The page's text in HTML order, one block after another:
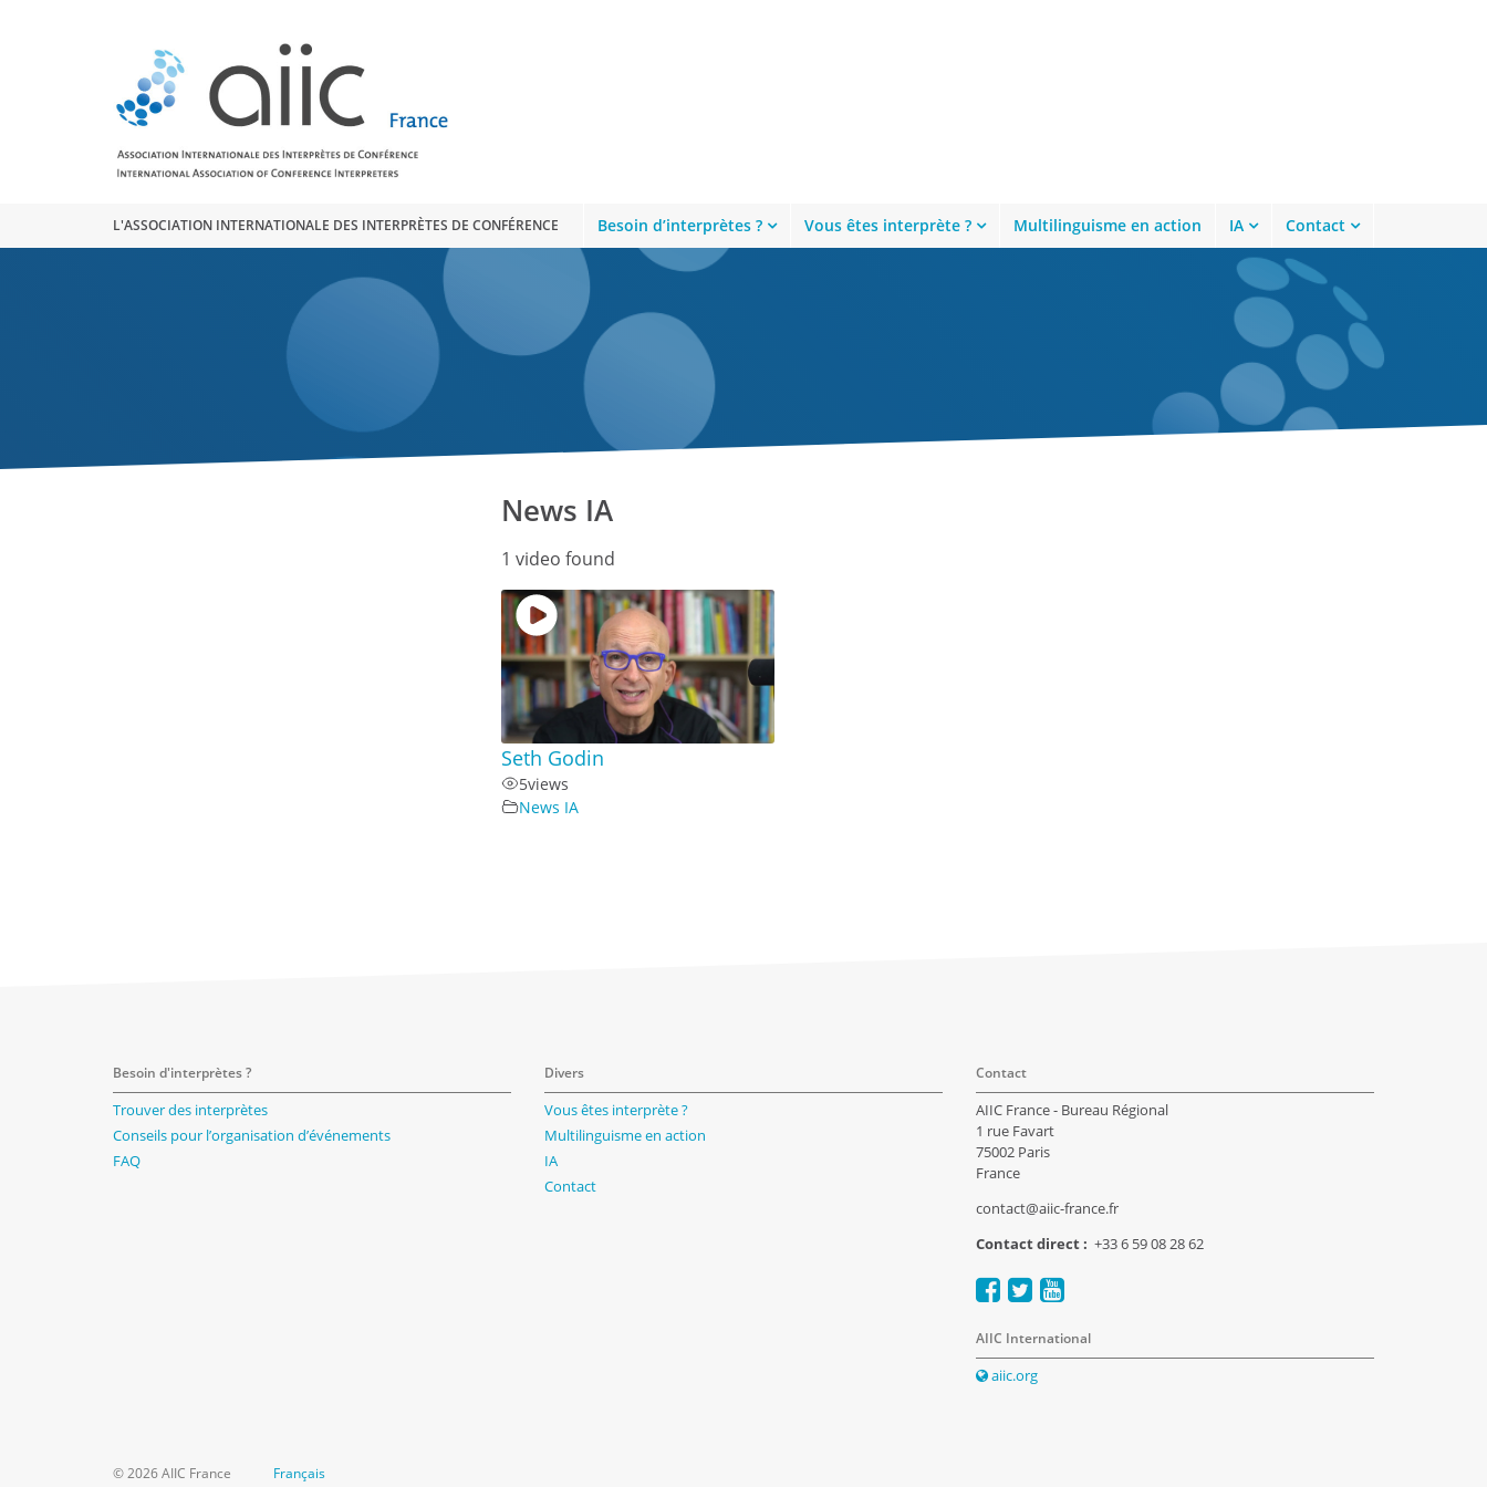
L'ASSOCIATION INTERNATIONALE DES INTERPRÈTES DE CONFÉRENCE Besoin d’interprètes ? Vous êtes interprète ? Multilinguisme en action IA Contact
News IA
1 video found
Seth Godin
5views
News IA
Besoin d'interprètes ?
Trouver des interprètes
Conseils pour l’organisation d’événements
FAQ
Divers
Vous êtes interprète ?
Multilinguisme en action
IA
Contact
Contact
AIIC France - Bureau Régional
1 rue Favart
75002 Paris
France
contact@aiic-france.fr
Contact direct : +33 6 59 08 28 62
AIIC International
aiic.org
© 2026 AIIC France Français